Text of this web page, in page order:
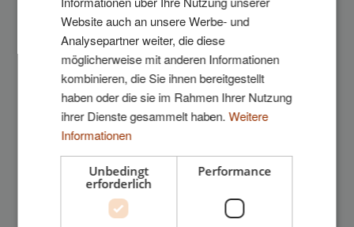
1.2 mb
Tests und andere Dokumentation
Superwood unter extremen
Klimabedingungen getestet -
Technologisches Institut
Website auch an unsere Werbe- und
Analysepartner weiter, die diese
möglicherweise mit anderen Informationen
kombinieren, die Sie ihnen bereitgestellt
haben oder die sie im Rahmen Ihrer Nutzung
ihrer Dienste gesammelt haben.Weitere
Informationen
Unbedingt
erforderlich
Performance